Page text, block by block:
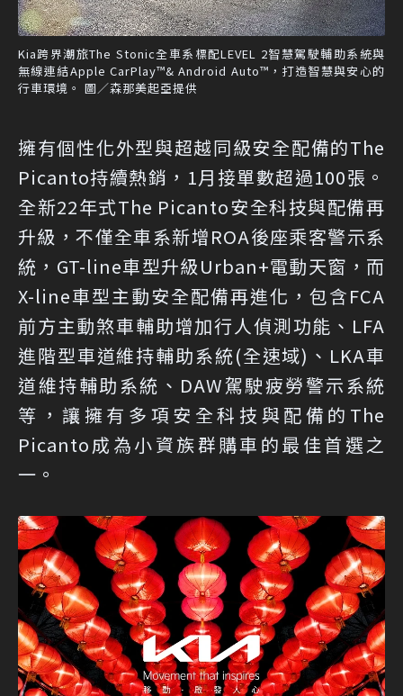
Kia跨界潮旅The Stonic全車系標配LEVEL 2智慧駕駛輔助系統與
無線連結Apple CarPlay™& Android Auto™，打造智慧與安心的
行車環境。 圖／森那美起亞提供
擁有個性化外型與超越同級安全配備的The
Picanto持續熱銷，1月接單數超過100張。
全新22年式The Picanto安全科技與配備再
升級，不僅全車系新增ROA後座乘客警示系
統，GT-line車型升級Urban+電動天窗，而
X-line車型主動安全配備再進化，包含FCA
前方主動煞車輔助增加行人偵測功能、LFA
進階型車道維持輔助系統(全速域)、LKA車
道維持輔助系統、DAW駕駛疲勞警示系統
等，讓擁有多項安全科技與配備的The
Picanto成為小資族群購車的最佳首選之
一。